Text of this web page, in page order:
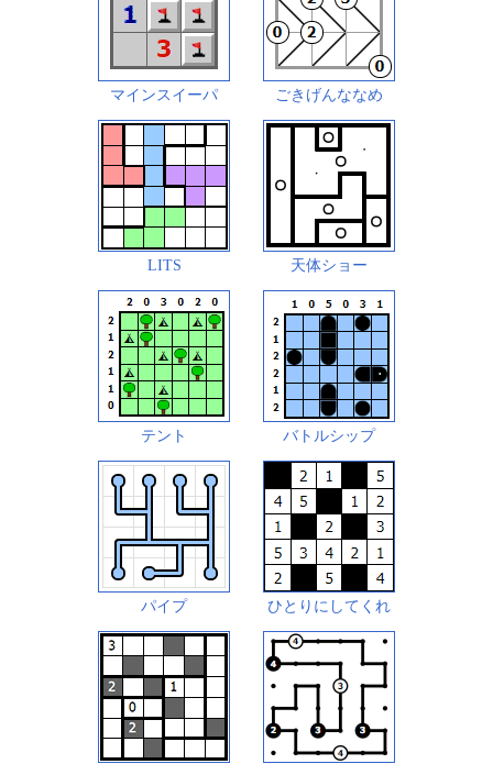
マインスイーパ ごきげんななめ
LITS 天体ショー
テント バトルシップ
パイプ ひとりにしてくれ